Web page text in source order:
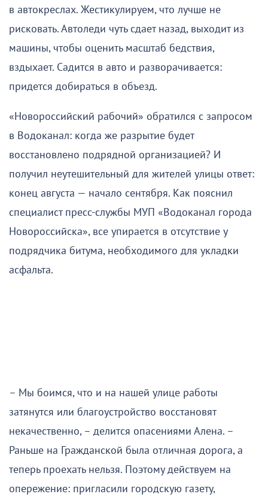
в автокреслах. Жестикулируем, что лучше не
рисковать. Автоледи чуть сдает назад, выходит из
машины, чтобы оценить масштаб бедствия,
вздыхает. Садится в авто и разворачивается:
придется добираться в объезд.
«Новороссийский рабочий» обратился с запросом
в Водоканал: когда же разрытие будет
восстановлено подрядной организацией? И
получил неутешительный для жителей улицы ответ:
конец августа — начало сентября. Как пояснил
специалист пресс-службы МУП «Водоканал города
Новороссийска», все упирается в отсутствие у
подрядчика битума, необходимого для укладки
асфальта.
– Мы боимся, что и на нашей улице работы
затянутся или благоустройство восстановят
некачественно, – делится опасениями Алена. –
Раньше на Гражданской была отличная дорога, а
теперь проехать нельзя. Поэтому действуем на
опережение: пригласили городскую газету,